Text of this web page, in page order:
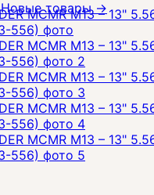
Новые товары →